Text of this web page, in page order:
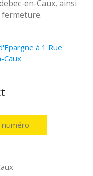
en-Caux, ainsi
fermeture.
à 1 Rue
Caux